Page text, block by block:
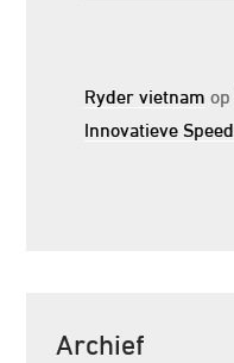
Ryder vietnam
Innovatieve
Archief